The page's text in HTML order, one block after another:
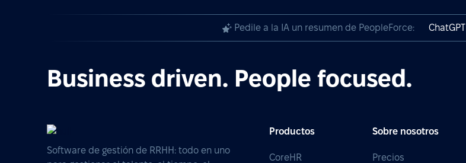
Pedile a la IA un resumen de PeopleForce: ChatGPT
Business driven. People focused.
Software de gestión de RRHH: todo en uno
Productos
CoreHR
Sobre nosotros
Precios